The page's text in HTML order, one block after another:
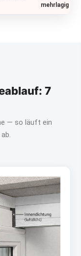
mehrlagig
7
— so läuft ein